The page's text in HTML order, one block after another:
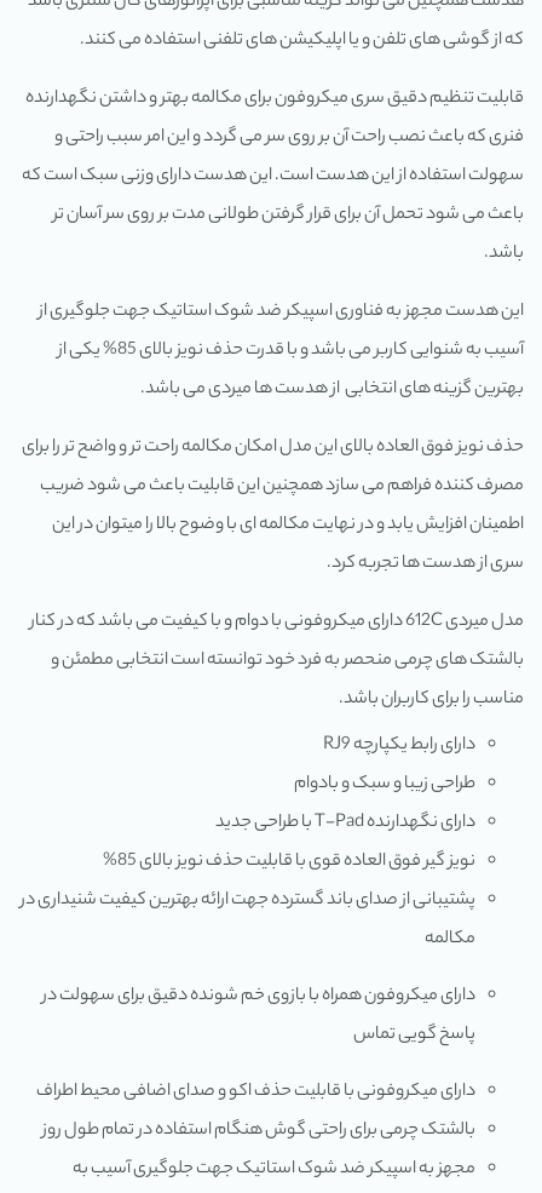
که از گوشی های تلفن و یا اپلیکیشن های تلفنی استفاده می کنند.
قابلیت تنظیم دقیق سری میکروفون برای مکالمه بهتر و داشتن نگهدارنده
فنری که باعث نصب راحت آن بر روی سر می گردد و این امر سبب راحتی و
سهولت استفاده از این هدست است. این هدست دارای وزنی سبک است که
باعث می شود تحمل آن برای قرار گرفتن طولانی مدت بر روی سر آسان تر
باشد.
این هدست مجهز به فناوری اسپیکر ضد شوک استاتیک جهت جلوگیری از
آسیب به شنوایی کاربر می باشد و با قدرت حذف نویز بالای 85% یکی از
بهترین گزینه های انتخابی از هدست ها میردی می باشد.
حذف نویز فوق العاده بالای این مدل امکان مکالمه راحت تر و واضح تر را برای
مصرف کننده فراهم می سازد همچنین این قابلیت باعث می شود ضریب
اطمینان افزایش یابد و در نهایت مکالمه ای با وضوح بالا را میتوان در این
سری از هدست ها تجربه کرد.
مدل میردی 612C دارای میکروفونی با دوام و با کیفیت می باشد که در کنار
بالشتک های چرمی منحصر به فرد خود توانسته است انتخابی مطمئن و
مناسب را برای کاربران باشد.
دارای رابط یکپارچه RJ9
طراحی زیبا و سبک و بادوام
دارای نگهدارنده T-Pad با طراحی جدید
نویز گیر فوق العاده قوی با قابلیت حذف نویز بالای 85%
پشتیبانی از صدای باند گسترده جهت ارائه بهترین کیفیت شنیداری در
مکالمه
دارای میکروفون همراه با بازوی خم شونده دقیق برای سهولت در
پاسخ گویی تماس
دارای میکروفونی با قابلیت حذف اکو و صدای اضافی محیط اطراف
بالشتک چرمی برای راحتی گوش هنگام استفاده در تمام طول روز
مجهز به اسپیکر ضد شوک استاتیک جهت جلوگیری آسیب به